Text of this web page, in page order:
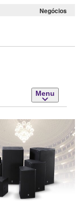
Negócios
Menu